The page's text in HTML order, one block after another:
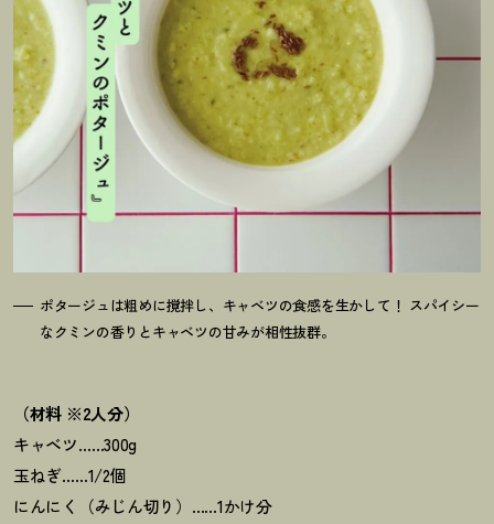
ポタージュは粗めに撹拌し、キャベツの食感を生かして ！ スパイシー
なクミンの香りとキャベツの甘みが相性抜群。
（材料 ※2人分）
キャベツ……300g
玉ねぎ……1/2個
にんにく（みじん切り）……1かけ分